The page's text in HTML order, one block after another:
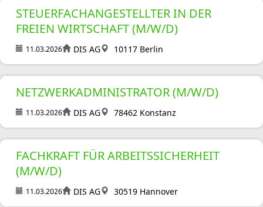
STEUERFACHANGESTELLTER IN DER
FREIEN WIRTSCHAFT (M/W/D)
11.03.2026 DIS AG 10117 Berlin
NETZWERKADMINISTRATOR (M/W/D)
11.03.2026 DIS AG 78462 Konstanz
FACHKRAFT FÜR ARBEITSSICHERHEIT
(M/W/D)
11.03.2026 DIS AG 30519 Hannover